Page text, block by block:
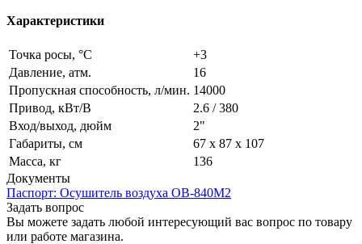
Характеристики
Точка росы, °C
+3
Давление, атм.
16
Пропускная способность, л/мин. 14000
Привод, кВт/В
2.6 / 380
Вход/выход, дюйм
2"
Габариты, см
67 х 87 х 107
Масса, кг
136
Документы
Паспорт: Осушитель воздуха ОВ-840М2
Задать вопрос
Вы можете задать любой интересующий вас вопрос по товару
или работе магазина.